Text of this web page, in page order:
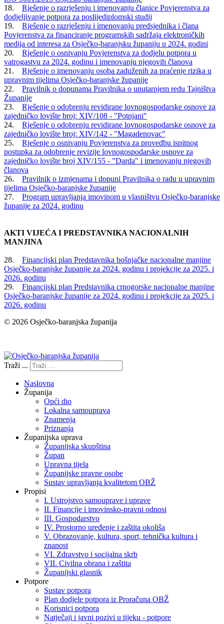
18. Rješenje o razrješenju i imenovanju članice Povjerenstva za
dodjeljivanje potpora za poslijediplomski studij
19. Rješenje o razrješenju i imenovanju predsjednika i člana
Povjerenstva za financiranje programskih sadržaja elektroničkih
medija od interesa za Osječko-baranjsku županiju u 2024. godini
20. Rješenje o osnivanju Povjerenstva za dodjelu potpora u
vatrogastvu za 2024. godinu i imenovanju njegovih članova
21. Rješenje o imenovanju osoba zaduženih za praćenje rizika u
upravnim tijelima Osječko-baranjske županije
22. Pravilnik o dopunama Pravilnika o unutarnjem redu Tajništva
Županije
23. Rješenje o odobrenju revidirane lovnogospodarske osnove za
zajedničko lovište broj: XIV/108 - "Potnjani"
24. Rješenje o odobrenju revidirane lovnogospodarske osnove za
zajedničko lovište broj: XIV/142 - "Magadenovac"
25. Rješenje o osnivanju Povjerenstva za provedbu ispitnog
postupka za odobrenje revizije lovnogospodarske osnove za
zajedničko lovište broj XIV/155 - "Darda" i imenovanju njegovih
članova
26. Pravilnik o izmjenama i dopuni Pravilnika o radu u upravnim
tijelima Osječko-baranjske županije
27. Program upravljanja imovinom u vlasništvu Osječko-baranjske
županije za 2024. godinu
AKTI VIJEĆA I PREDSTAVNIKA NACIONALNIH
MANJINA
28. Financijski plan Predstavnika bošnjačke nacionalne manjine
Osječko-baranjske županije za 2024. godinu i projekcije za 2025. i
2026. godinu
29. Financijski plan Predstavnika crnogorske nacionalne manjine
Osječko-baranjske županije za 2024. godinu i projekcije za 2025. i
2026. godinu
© 2026 Osječko-baranjska županija
Traži ...
Naslovna
Županija
Opći dio
Lokalna samouprava
Znamenja
Priznanja
Županijska uprava
Županijska skupština
Župan
Upravna tijela
Županijske pravne osobe
Sustav upravljanja kvalitetom OBŽ
Propisi
I. Ustrojstvo samouprave i uprave
II. Financije i imovinsko-pravni odnosi
III. Gospodarstvo
IV. Prostorno uređenje i zaštita okoliša
V. Obrazovanje, kultura, sport, tehnička kultura i
znanost
VI. Zdravstvo i socijalna skrb
VII. Civilna obrana i zaštita
Županijski glasnik
Potpore
Sustav potpora
Plan dodjele potpora iz Proračuna OBŽ
Korisnici potpora
Natječaji i javni pozivi u tijeku - potpore